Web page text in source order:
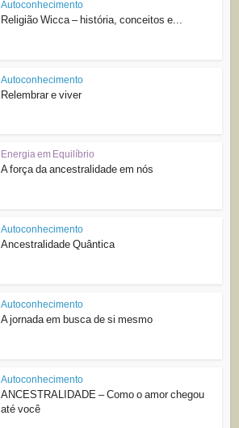
Autoconhecimento
Religião Wicca – história, conceitos e...
Autoconhecimento
Relembrar e viver
Energia em Equilíbrio
A força da ancestralidade em nós
Autoconhecimento
Ancestralidade Quântica
Autoconhecimento
A jornada em busca de si mesmo
Autoconhecimento
ANCESTRALIDADE – Como o amor chegou
até você